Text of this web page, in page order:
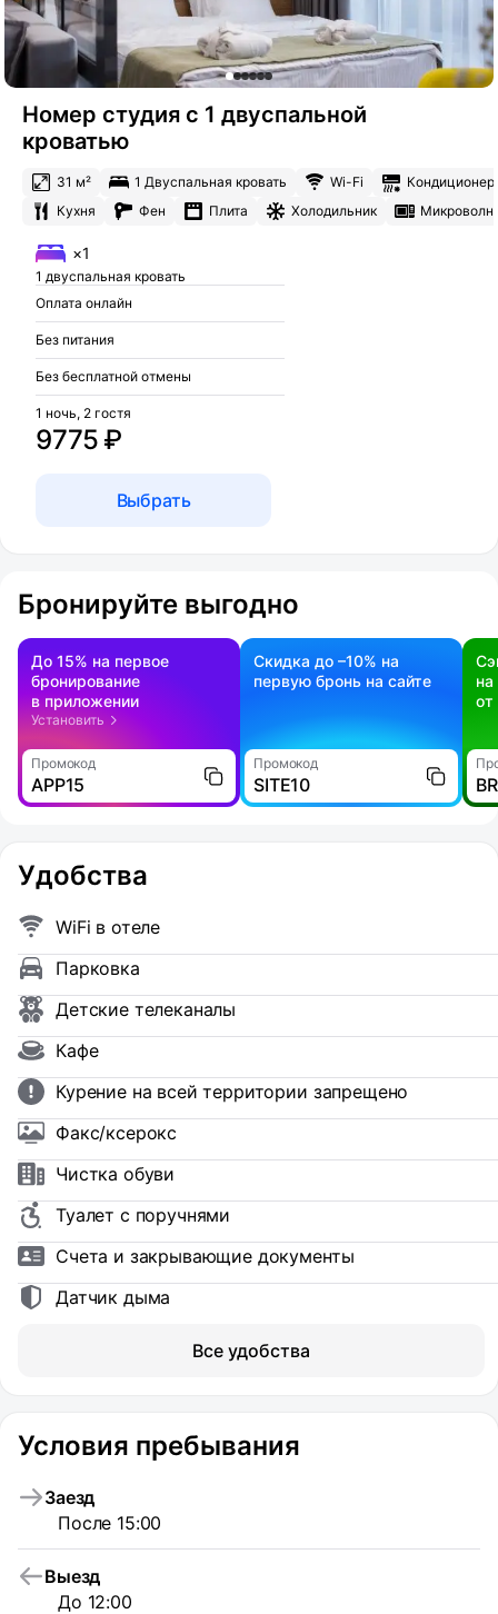
Номер студия с 1 двуспальной
кроватью
31 м² 1 Двуспальная кровать Wi-Fi
Кондиционер
Кухня
Фен Плита Холодильник
×1
1 двуспальная кровать
Оплата онлайн
Без питания
Без бесплатной отмены
9775 ₽
1 ночь, 2 гостя
Выбрать
Бронируйте выгодно
До 15% на первое
бронирование
в приложении
Установить
Промокод
APP15
Скидка до –10% на
первую бронь на сайте
Промокод
SITE10
на
Удобства
WiFi в отеле
Парковка
Детские телеканалы
Кафе
Курение на всей территории запрещено
Факс/ксерокс
Чистка обуви
Туалет с поручнями
Счета и закрывающие документы
Датчик дыма
Все удобства
Условия пребывания
Заезд
После 15:00
Выезд
До 12:00